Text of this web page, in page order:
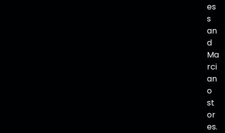
es
s
an
d
Ma
rci
an
o
st
or
es.